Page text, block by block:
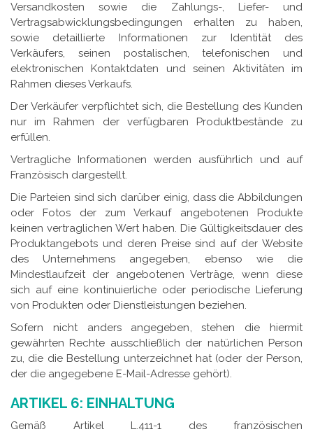
Versandkosten sowie die Zahlungs-, Liefer- und
Vertragsabwicklungsbedingungen erhalten zu haben,
sowie detaillierte Informationen zur Identität des
Verkäufers, seinen postalischen, telefonischen und
elektronischen Kontaktdaten und seinen Aktivitäten im
Rahmen dieses Verkaufs.
Der Verkäufer verpflichtet sich, die Bestellung des Kunden
nur im Rahmen der verfügbaren Produktbestände zu
erfüllen.
Vertragliche Informationen werden ausführlich und auf
Französisch dargestellt.
Die Parteien sind sich darüber einig, dass die Abbildungen
oder Fotos der zum Verkauf angebotenen Produkte
keinen vertraglichen Wert haben. Die Gültigkeitsdauer des
Produktangebots und deren Preise sind auf der Website
des Unternehmens angegeben, ebenso wie die
Mindestlaufzeit der angebotenen Verträge, wenn diese
sich auf eine kontinuierliche oder periodische Lieferung
von Produkten oder Dienstleistungen beziehen.
Sofern nicht anders angegeben, stehen die hiermit
gewährten Rechte ausschließlich der natürlichen Person
zu, die die Bestellung unterzeichnet hat (oder der Person,
der die angegebene E-Mail-Adresse gehört).
ARTIKEL 6: EINHALTUNG
Gemäß Artikel L.411-1 des französischen